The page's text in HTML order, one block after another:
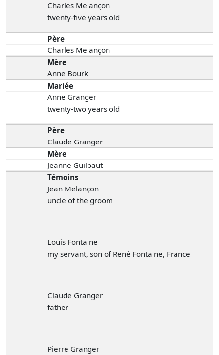
Charles Melançon
twenty-five years old
Père
Charles Melançon
Mère
Anne Bourk
Mariée
Anne Granger
twenty-two years old
Père
Claude Granger
Mère
Jeanne Guilbaut
Témoins
Jean Melançon
uncle of the groom
Louis Fontaine
my servant, son of René Fontaine, France
Claude Granger
father
Pierre Granger